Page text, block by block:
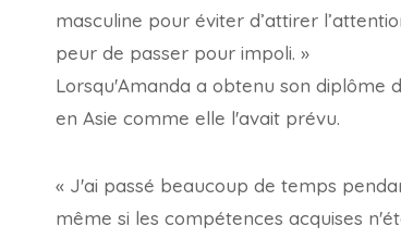
masculine pour éviter d’attirer
peur de passer pour impoli. »
Lorsqu'Amanda a obtenu son diplôme
en Asie comme elle l'avait prévu.
« J'ai passé beaucoup de temps
même si les compétences acquises